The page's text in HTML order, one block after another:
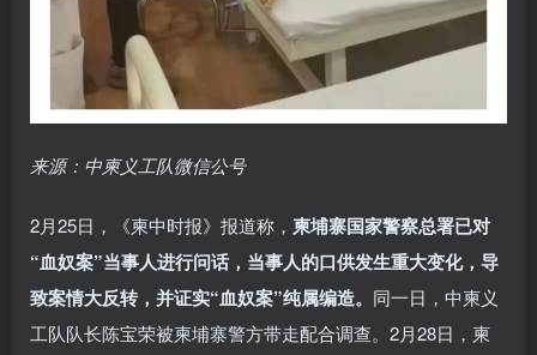
来源：中柬义工队微信公号
2月25日，《柬中时报》报道称， 柬埔寨国家警察总署已对
“血奴案”当事人进行问话，当事人的口供发生重大变化，导
致案情大反转，并证实“血奴案”纯属编造。 同一日，中柬义
工队队长陈宝荣被柬埔寨警方带走配合调查。2月28日，柬